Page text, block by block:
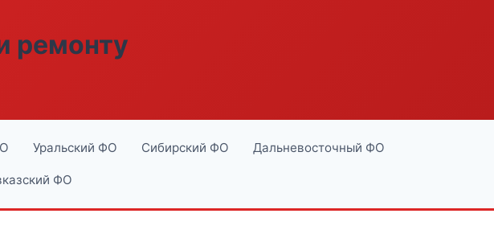
ремонту
Уральский ФО Сибирский ФО Дальневосточный ФО
ФО